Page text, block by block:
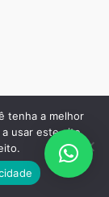
tenha a melhor
usar este site,